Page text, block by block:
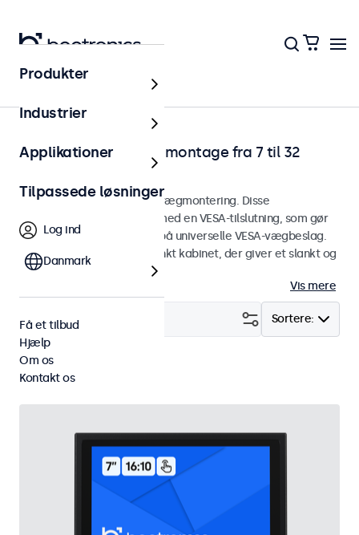
Hjem
Touchskærme til vægmontage fra 7 til 32
Touchskærme designet til vægmontering. Disse
touchskærme er udstyret med en VESA-tilslutning, som gør
det nemt at montere dem på universelle VESA-vægbeslag.
Touchskærmene har et slankt kabinet, der giver et slankt og
fladt finish.
Vis mere
Sortere:
Filter (21
Væg
Produkter
Industrier
Applikationer
Tilpassede løsninger
Log ind
Danmark
Få et tilbud
Hjælp
Om os
Kontakt os